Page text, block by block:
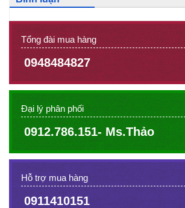
Tổng đài mua hàng
0948484827
Đại lý phân phối
0912.786.151- Ms.Thảo
Hỗ trợ mua hàng
0911410151